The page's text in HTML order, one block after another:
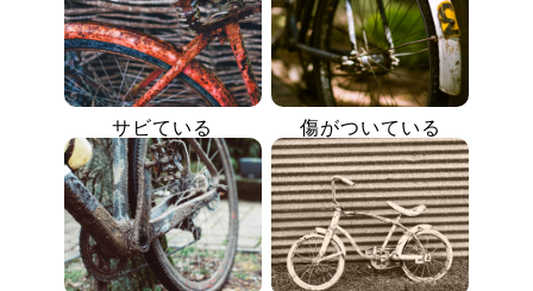
サビている 傷がついている